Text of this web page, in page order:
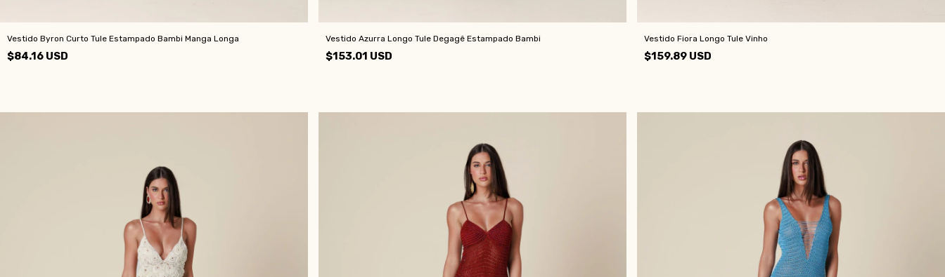
Vestido Byron Curto Tule Estampado Bambi Manga Longa
$84.16 USD
Vestido Azurra Longo Tule Degagê Estampado Bambi
$153.01 USD
Vestido Fiora Longo Tule Vinho
$159.89 USD